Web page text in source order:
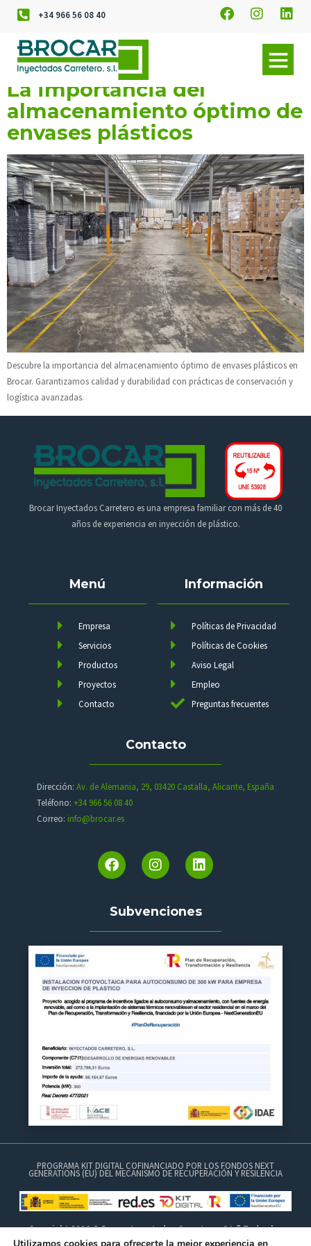
+34 966 56 08 40
La importancia del
almacenamiento óptimo de
envases plásticos
Descubre la importancia del almacenamiento óptimo de envases plásticos en
Brocar. Garantizamos calidad y durabilidad con prácticas de conservación y
logística avanzadas.
Brocar Inyectados Carretero es una empresa familiar con más de 40
años de experiencia en inyección de plástico.
Menú
Empresa
Servicios
Productos
Proyectos
Contacto
Información
Políticas de Privacidad
Políticas de Cookies
Aviso Legal
Empleo
Preguntas frecuentes
Contacto
Dirección: Av. de Alemania, 29, 03420 Castalla, Alicante, España
Teléfono: +34 966 56 08 40
Correo: info@brocar.es
Subvenciones
PROGRAMA KIT DIGITAL COFINANCIADO POR LOS FONDOS NEXT
GENERATIONS (EU) DEL MECANISMO DE RECUPERACIÓN Y RESILENCIA
Copyright 2026 © Brocar Inyectados Carretero, S.L.® Todos los